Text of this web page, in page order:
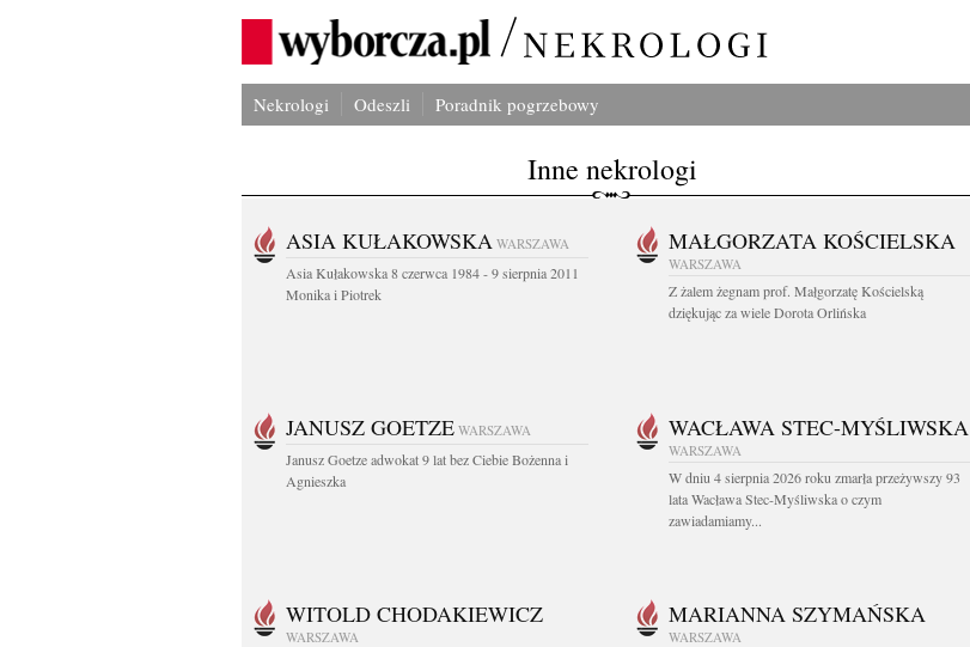
Nekrologi Odeszli Poradnik pogrzebowy
Inne nekrologi
ASIA KUŁAKOWSKA WARSZAWA
Asia Kułakowska 8 czerwca 1984 - 9 sierpnia 2011
Monika i Piotrek
MAŁGORZATA KOŚCIELSKA
WARSZAWA
Z żalem żegnam prof. Małgorzatę Kościelską
dziękując za wiele Dorota Orlińska
JANUSZ GOETZE WARSZAWA
Janusz Goetze adwokat 9 lat bez Ciebie Bożenna i
Agnieszka
WACŁAWA STEC-MYŚLIWSKA
WARSZAWA
W dniu 4 sierpnia 2026 roku zmarła przeżywszy 93
lata Wacława Stec-Myśliwska o czym
zawiadamiamy...
WITOLD CHODAKIEWICZ
WARSZAWA
MARIANNA SZYMAŃSKA
WARSZAWA